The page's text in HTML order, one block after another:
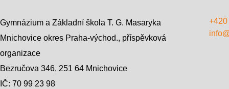
Gymnázium a Základní škola T. G. Masaryka
Mnichovice okres Praha-východ., příspěvková
organizace
Bezručova 346, 251 64 Mnichovice
IČ: 70 99 23 98